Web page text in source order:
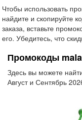
Чтобы использовать
найдите и скопируйте
заказа, вставьте
его. Убедитесь, что
Промокоды
Здесь вы можете
Август и Сентябрь